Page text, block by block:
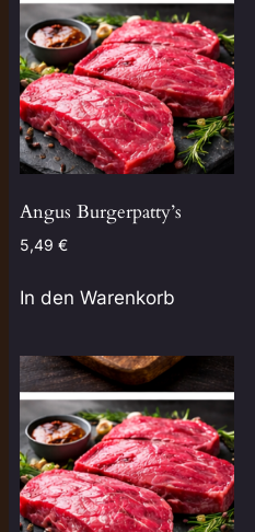
Angus Burgerpatty’s
5,49 €
In den Warenkorb